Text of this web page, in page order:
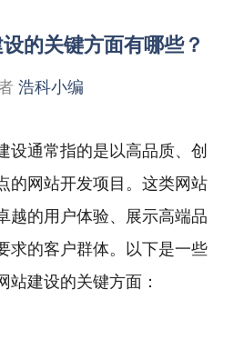
的关键方面有哪些？
浩科小编
设通常指的是以高品质、创
的网站开发项目。这类网站
越的用户体验、展示高端品
求的客户群体。以下是一些
站建设的关键方面：